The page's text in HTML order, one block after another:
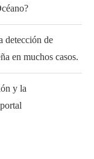
detección de
en muchos casos.
y la